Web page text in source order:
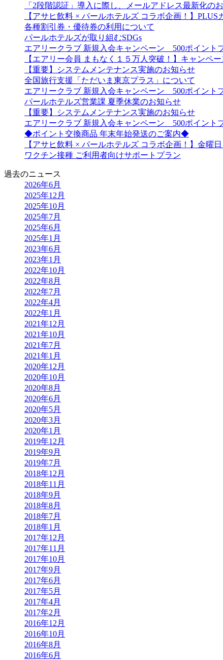
「2段階認証」導入に際し、メールアドレス最新化の
【アサヒ飲料 × パールホテルズ コラボ企画！】
各種割引券・優待券の利用について
パールホテルズが取り組むSDGs
エアリークラブ 新規入会キャンペーン 500ポイント
【エアリー会員 まもなく１５万人突破！】キャンペ
【重要】システムメンテナンス実施のお知らせ
全国旅行支援「ただいま東京プラス」について
エアリークラブ 新規入会キャンペーン 500ポイント
パールホテルズ営業課 夏季休業のお知らせ
【重要】システムメンテナンス実施のお知らせ
エアリークラブ 新規入会キャンペーン 500ポイント
◆ポイント交換商品 年末年始発送のご案内◆
【アサヒ飲料 × パールホテルズ コラボ企画！】金曜
ワクチン接種 ご利用者向けサポートプラン
過去のニュース
2026年6月
2025年12月
2025年10月
2025年7月
2025年6月
2025年1月
2023年6月
2023年1月
2022年10月
2022年8月
2022年7月
2022年4月
2022年1月
2021年12月
2021年10月
2021年7月
2021年1月
2020年12月
2020年10月
2020年8月
2020年6月
2020年5月
2020年3月
2020年1月
2019年12月
2019年9月
2019年7月
2018年12月
2018年11月
2018年9月
2018年8月
2018年7月
2018年1月
2017年12月
2017年11月
2017年10月
2017年9月
2017年6月
2017年5月
2017年4月
2017年2月
2016年12月
2016年10月
2016年8月
2016年6月